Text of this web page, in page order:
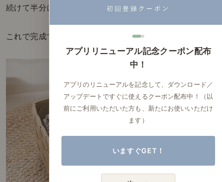
続けて半分に折りましょう。
これで完成です。
アプリリニューアル記念クーポン配布
中！
アプリのリニューアルを記念して、ダウンロード／
アップデートですぐに使えるクーポン配布中！（以
前にご利用いただいた方も、新たにお使いいただけ
ます）
いますぐGET！